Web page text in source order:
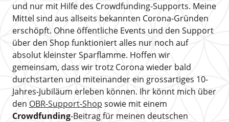
und nur mit Hilfe des Crowdfunding-Supports. Meine
Mittel sind aus allseits bekannten Corona-Gründen
erschöpft. Ohne öffentliche Events und den Support
über den Shop funktioniert alles nur noch auf
absolut kleinster Sparflamme. Hoffen wir
gemeinsam, dass wir trotz Corona wieder bald
durchstarten und miteinander ein grossartiges 10-
Jahres-Jubiläum erleben können. Ihr könnt mich über
den OBR-Support-Shop sowie mit einem
Crowdfunding-Beitrag für meinen deutschen